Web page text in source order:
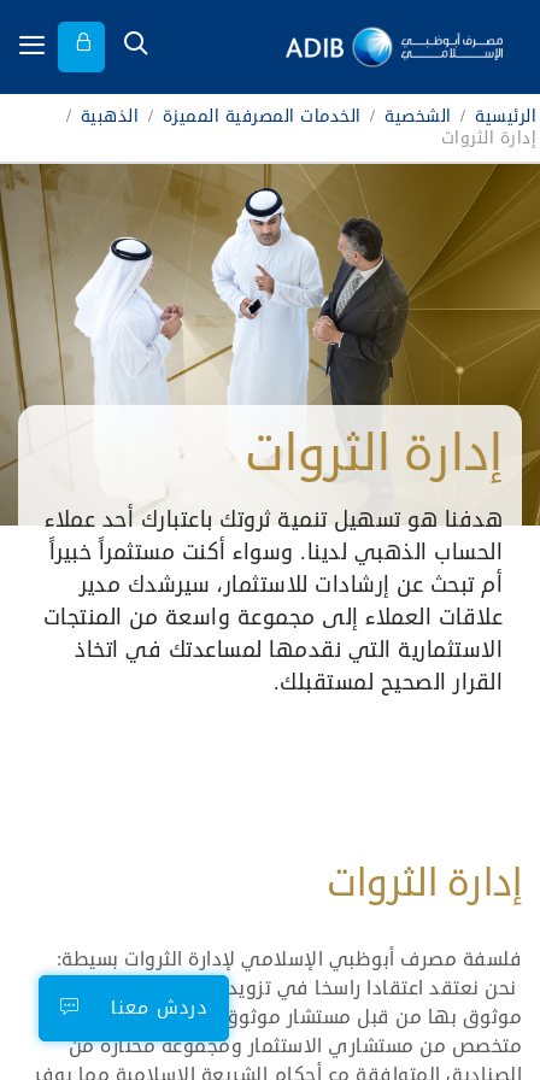
الرئيسية / الشخصية / الخدمات المصرفية المميزة / الذهبية /
إدارة الثروات
إدارة الثروات
هدفنا هو تسهيل تنمية ثروتك باعتبارك أحد عملاء
الحساب الذهبي لدينا. وسواء أكنت مستثمراً خبيراً
أم تبحث عن إرشادات للاستثمار، سيرشدك مدير
علاقات العملاء إلى مجموعة واسعة من المنتجات
الاستثمارية التي نقدمها لمساعدتك في اتخاذ
القرار الصحيح لمستقبلك.
إدارة الثروات
فلسفة مصرف أبوظبي الإسلامي لإدارة الثروات بسيطة:
نحن نعتقد اعتقادا راسخا في تزويد عملائنا مع "نصيحة
موثوق بها من قبل مستشار موثوق بها." ​لدينا فريق
متخصص من مستشاري الاستثمار ومجموعة مختارة من
دردش معنا